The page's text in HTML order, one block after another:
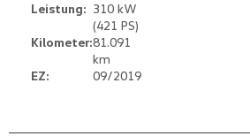
Leistung: 310 kW
(421 PS)
Kilometer:81.091
km
EZ:
09/2019